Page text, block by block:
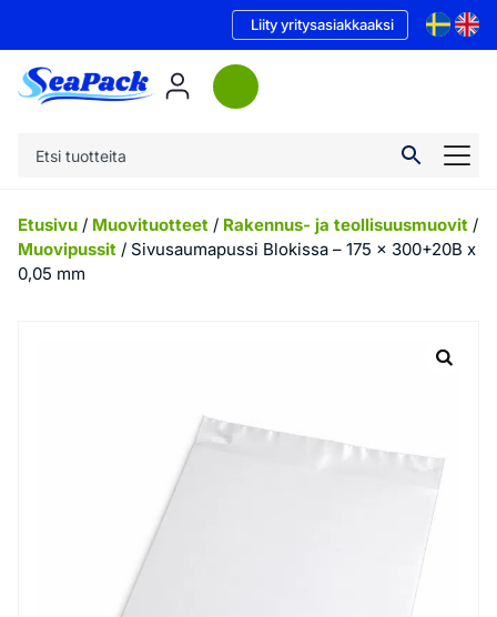
Liity yritysasiakkaaksi
Etusivu / Muovituotteet / Rakennus- ja teollisuusmuovit /
Muovipussit / Sivusaumapussi Blokissa – 175 x 300+20B x
0,05 mm